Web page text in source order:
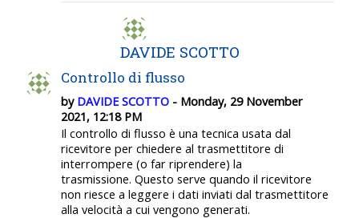
DAVIDE SCOTTO
Controllo di flusso
by DAVIDE SCOTTO - Monday, 29 November
2021, 12:18 PM
Il controllo di flusso è una tecnica usata dal
ricevitore per chiedere al trasmettitore di
interrompere (o far riprendere) la
trasmissione. Questo serve quando il ricevitore
non riesce a leggere i dati inviati dal trasmettitore
alla velocità a cui vengono generati.